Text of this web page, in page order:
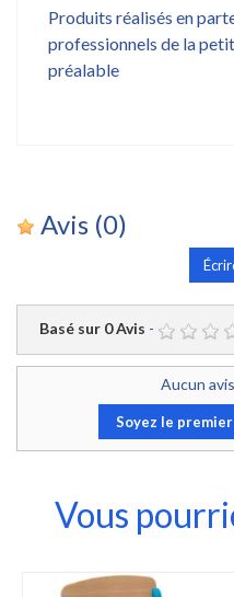
Produits réalisés en
professionnels de la
préalable
Avis (0)
Basé sur 0Avis -
Aucun
Soyez le
Vous